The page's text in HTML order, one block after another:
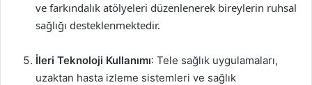
ve farkındalık atölyeleri düzenlenerek bireylerin ruhsal
sağlığı desteklenmektedir.
İleri Teknoloji Kullanımı: Tele sağlık uygulamaları,
uzaktan hasta izleme sistemleri ve sağlık